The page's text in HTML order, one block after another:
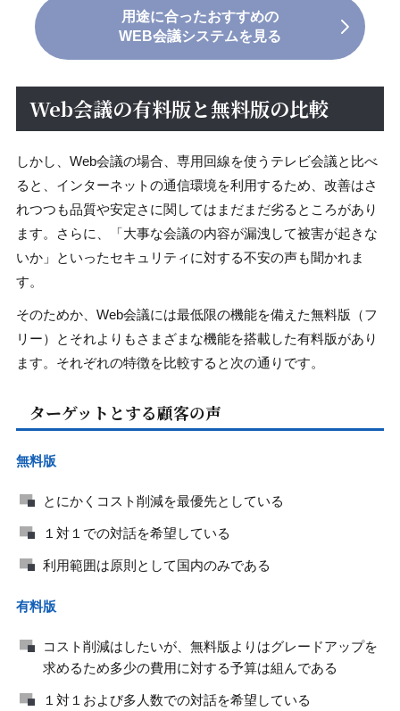
用途に合ったおすすめの
WEB会議システムを見る
Web会議の有料版と無料版の比較
しかし、Web会議の場合、専用回線を使うテレビ会議と比べ
ると、インターネットの通信環境を利用するため、改善はさ
れつつも品質や安定さに関してはまだまだ劣るところがあり
ます。さらに、「大事な会議の内容が漏洩して被害が起きな
いか」といったセキュリティに対する不安の声も聞かれま
す。
そのためか、Web会議には最低限の機能を備えた無料版（フ
リー）とそれよりもさまざまな機能を搭載した有料版があり
ます。それぞれの特徴を比較すると次の通りです。
ターゲットとする顧客の声
無料版
とにかくコスト削減を最優先としている
１対１での対話を希望している
利用範囲は原則として国内のみである
有料版
コスト削減はしたいが、無料版よりはグレードアップを
求めるため多少の費用に対する予算は組んである
１対１および多人数での対話を希望している